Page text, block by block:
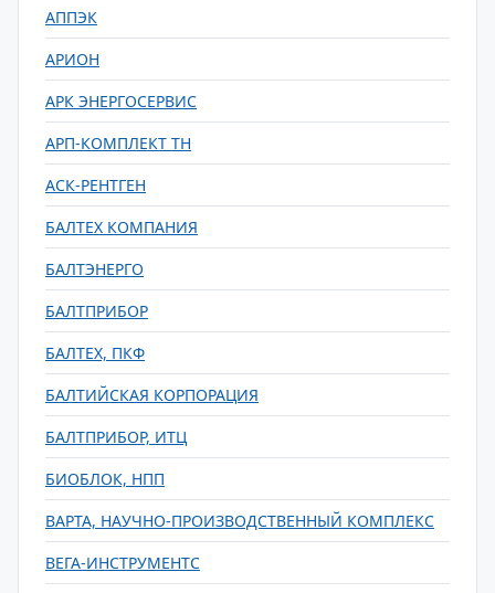
АППЭК
АРИОН
АРК ЭНЕРГОСЕРВИС
АРП-КОМПЛЕКТ ТН
АСК-РЕНТГЕН
БАЛТЕХ КОМПАНИЯ
БАЛТЭНЕРГО
БАЛТПРИБОР
БАЛТЕХ, ПКФ
БАЛТИЙСКАЯ КОРПОРАЦИЯ
БАЛТПРИБОР, ИТЦ
БИОБЛОК, НПП
ВАРТА, НАУЧНО-ПРОИЗВОДСТВЕННЫЙ КОМПЛЕКС
ВЕГА-ИНСТРУМЕНТС